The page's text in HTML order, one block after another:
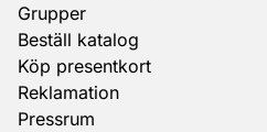
Grupper
Beställ katalog
Köp presentkort
Reklamation
Pressrum